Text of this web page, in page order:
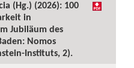
(Hg.) (2026): 100
in
Jubiläum des
Nomos
Instituts, 2).